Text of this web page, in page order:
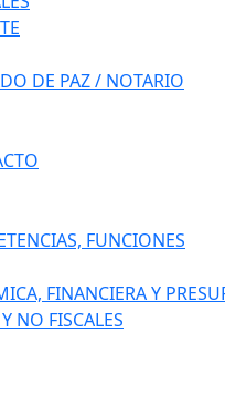
DE PAZ / NOTARIO
FUNCIONES
FINANCIERA Y
NO FISCALES